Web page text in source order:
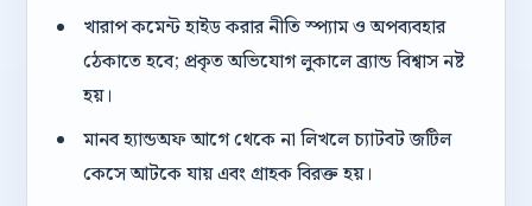
খারাপ কমেন্ট হাইড করার নীতি স্প্যাম ও অপব্যবহার
ঠেকাতে হবে; প্রকৃত অভিযোগ লুকালে ব্র্যান্ড বিশ্বাস নষ্ট
হয়।
মানব হ্যান্ডঅফ আগে থেকে না লিখলে চ্যাটবট জটিল
কেসে আটকে যায় এবং গ্রাহক বিরক্ত হয়।